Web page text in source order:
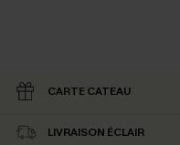
CARTE CATEAU
LIVRAISON ÉCLAIR